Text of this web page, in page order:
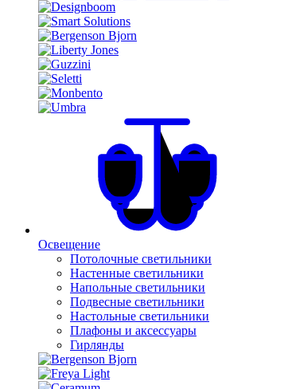
Освещение
Потолочные светильники
Настенные светильники
Напольные светильники
Подвесные светильники
Настольные светильники
Плафоны и аксессуары
Гирлянды